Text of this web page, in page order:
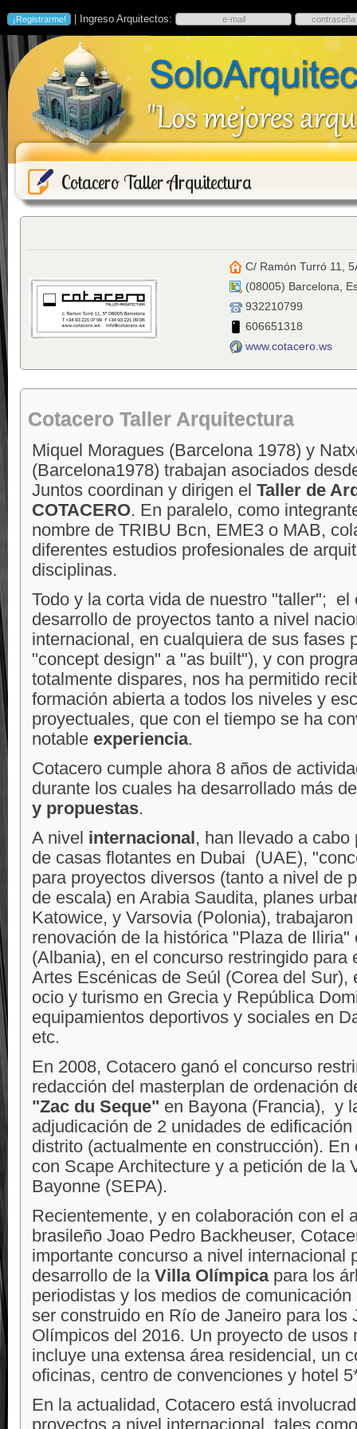
| Ingreso Arquitectos:
Cotacero Taller Arquitectura
C/ Ramón Turró 11,
(08005) Barcelona
932210799
606651318
www.cotacero.ws
Cotacero Taller Arquitectura
Miquel Moragues (Barcelona 1978) y
(Barcelona1978) trabajan asociados
Juntos coordinan y dirigen el Taller de
COTACERO. En paralelo, como
nombre de TRIBU Bcn, EME3 o MAB,
diferentes estudios profesionales de
disciplinas.
Todo y la corta vida de nuestro "taller"; el
desarrollo de proyectos tanto a nivel
internacional, en cualquiera de sus fases
"concept design" a "as built"), y con
totalmente dispares, nos ha permitido
formación abierta a todos los niveles y
proyectuales, que con el tiempo se ha
notable experiencia.
Cotacero cumple ahora 8 años de
durante los cuales ha desarrollado más
y propuestas.
A nivel internacional, han llevado a cabo
de casas flotantes en Dubai (UAE),
para proyectos diversos (tanto a nivel de
de escala) en Arabia Saudita, planes
Katowice, y Varsovia (Polonia),
renovación de la histórica "Plaza de Iliria"
(Albania), en el concurso restringido para
Artes Escénicas de Seúl (Corea del Sur),
ocio y turismo en Grecia y República
equipamientos deportivos y sociales en
etc.
En 2008, Cotacero ganó el concurso
redacción del masterplan de ordenación
"Zac du Seque" en Bayona (Francia), y
adjudicación de 2 unidades de
distrito (actualmente en construcción). En
con Scape Architecture y a petición de la
Bayonne (SEPA).
Recientemente, y en colaboración con el
brasileño Joao Pedro Backheuser,
importante concurso a nivel internacional
desarrollo de la Villa Olímpicapara los
periodistas y los medios de
ser construido en Río de Janeiro para los
Olímpicos del 2016. Un proyecto de usos
incluye una extensa área residencial, un
oficinas, centro de convenciones y hotel
En la actualidad, Cotacero está
proyectos a nivel internacional, tales